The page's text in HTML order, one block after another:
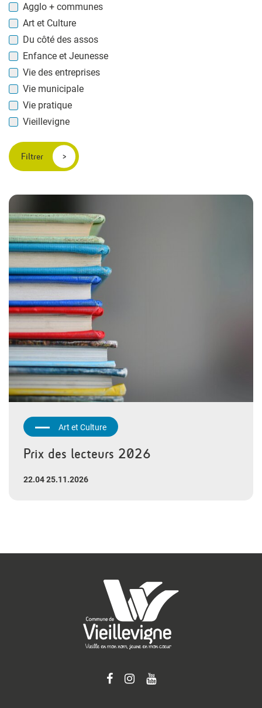
Agglo + communes
Art et Culture
Du côté des assos
Enfance et Jeunesse
Vie des entreprises
Vie municipale
Vie pratique
Vieillevigne
Filtrer
Art et Culture
Prix des lecteurs 2026
22.04 25.11.2026